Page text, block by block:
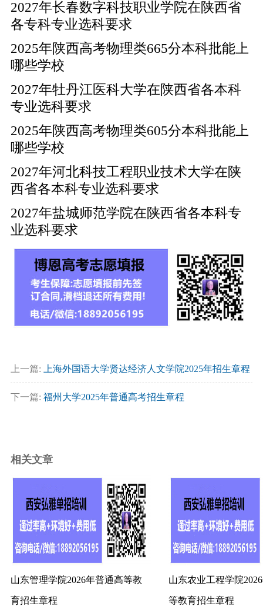
2027年长春数字科技职业学院在陕西省
各专科专业选科要求
2025年陕西高考物理类665分本科批能上
哪些学校
2027年牡丹江医科大学在陕西省各本科
专业选科要求
2025年陕西高考物理类605分本科批能上
哪些学校
2027年河北科技工程职业技术大学在陕
西省各本科专业选科要求
2027年盐城师范学院在陕西省各本科专
业选科要求
上一篇: 上海外国语大学贤达经济人文学院2025年招生章程
下一篇: 福州大学2025年普通高考招生章程
相关文章
山东管理学院2026年普通高等教
育招生章程
山东农业工程学院
等教育招生章程